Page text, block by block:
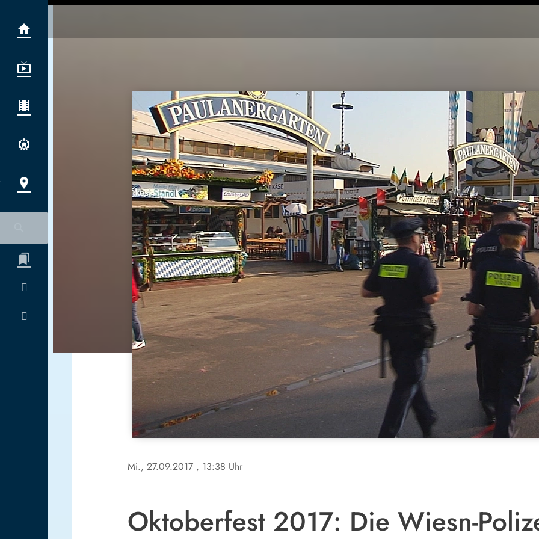
Mi., 27.09.2017 , 13:38 Uhr
Oktoberfest 2017: Die Wiesn-